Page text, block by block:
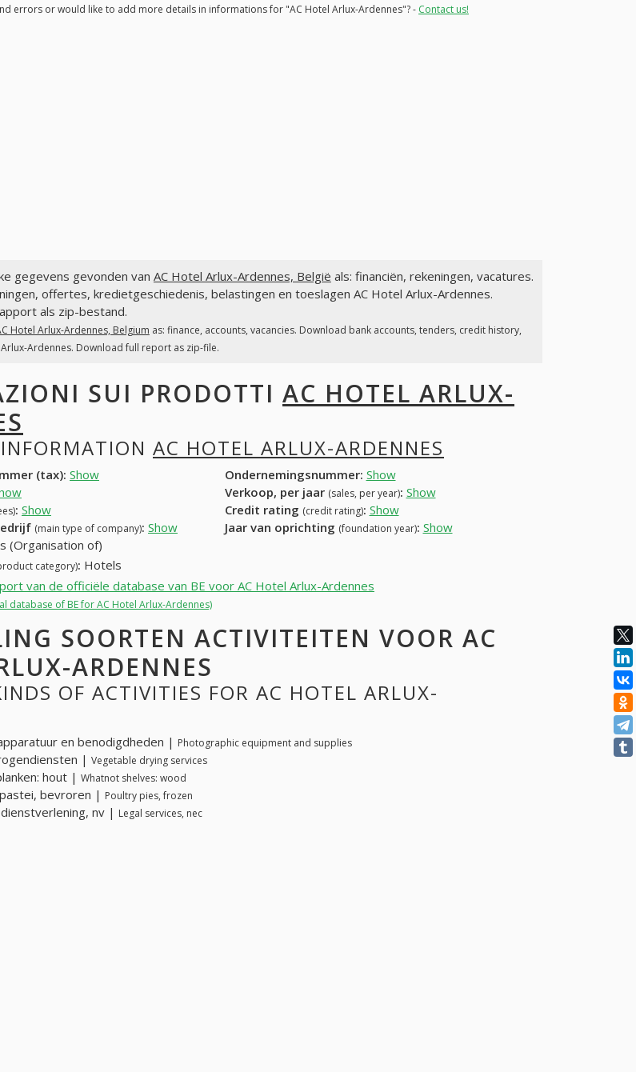
errors or would like to add more details in informations for "AC Hotel Arlux-Ardennes"? - Contact us!
gegevens gevonden van AC Hotel Arlux-Ardennes, België als: financiën, rekeningen, vacatures.
offertes, kredietgeschiedenis, belastingen en toeslagen AC Hotel Arlux-Ardennes.
als zip-bestand.
Hotel Arlux-Ardennes, Belgium as: finance, accounts, vacancies. Download bank accounts, tenders, credit history,
Ardennes. Download full report as zip-file.
SUI PRODOTTI AC HOTEL ARLUX-
AC HOTEL ARLUX-ARDENNES
(tax): Show Ondernemingsnummer: Show
Verkoop, per jaar (sales, per year): Show
: Show Credit rating (credit rating): Show
(main type of company): Show Jaar van oprichting (foundation year): Show
(Organisation of)
category): Hotels
van de officiële database van BE voor AC Hotel Arlux-Ardennes
database of BE for AC Hotel Arlux-Ardennes)
SOORTEN ACTIVITEITEN VOOR AC
ARDENNES
OF ACTIVITIES FOR AC HOTEL ARLUX-
en benodigdheden | Photographic equipment and supplies
| Vegetable drying services
hout | Whatnot shelves: wood
bevroren | Poultry pies, frozen
nv | Legal services, nec